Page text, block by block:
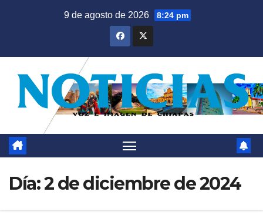
9 de agosto de 2026 8:24 pm
Día:2 de diciembre de 2024